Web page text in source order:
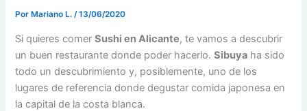
Por Mariano L./13/06/2020
Si quieres comerSushi en Alicante, te vamos a descubrir
un buen restaurante donde poder hacerlo.Sibuya ha sido
todo un descubrimiento y, posiblemente, uno de los
lugares de referencia donde degustar comida japonesa en
la capital de la costa blanca.